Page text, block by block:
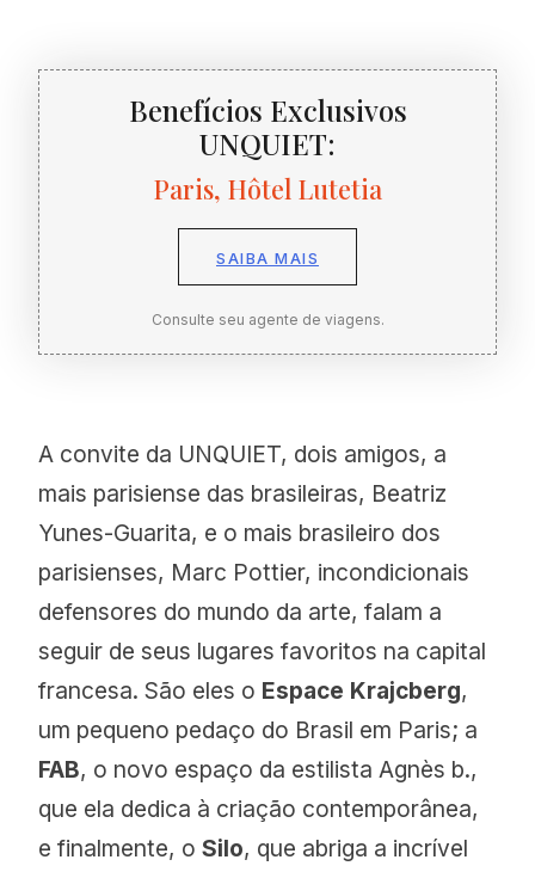
Benefícios Exclusivos
UNQUIET:
Paris, Hôtel Lutetia
SAIBA MAIS
Consulte seu agente de viagens.
Benefício expirado
HOTELLUTETIA.COM
A convite da UNQUIET, dois amigos, a
mais parisiense das brasileiras, Beatriz
Yunes-Guarita, e o mais brasileiro dos
parisienses, Marc Pottier, incondicionais
defensores do mundo da arte, falam a
seguir de seus lugares favoritos na capital
francesa. São eles o Espace Krajcberg,
um pequeno pedaço do Brasil em Paris; a
FAB, o novo espaço da estilista Agnès b.,
que ela dedica à criação contemporânea,
e finalmente, oSilo, que abriga a incrível